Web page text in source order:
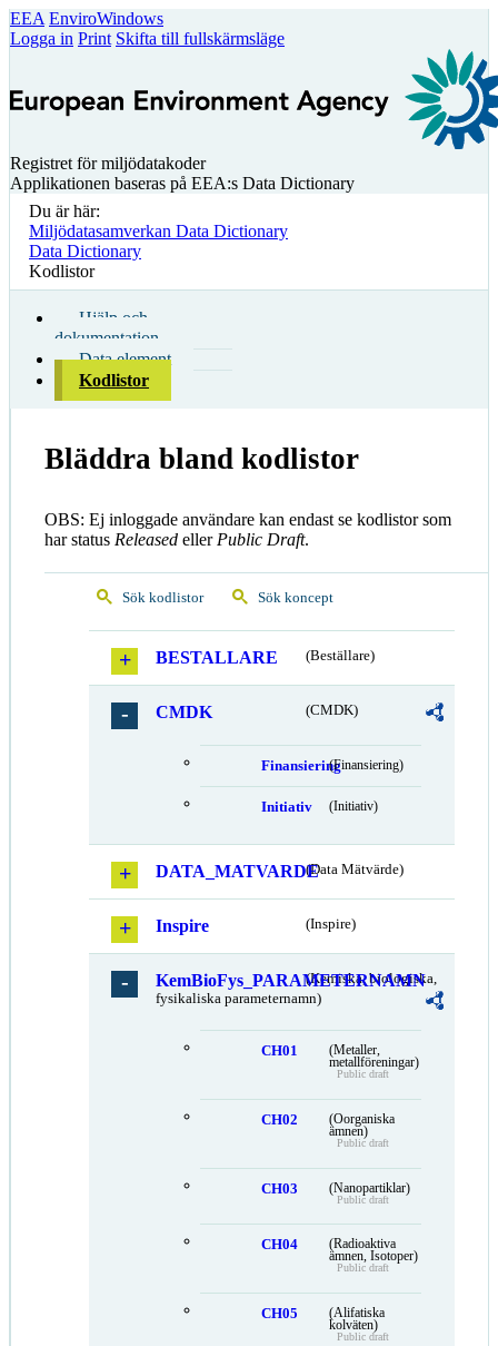
EEA EnviroWindows
Logga in Print Skifta till fullskärmsläge
Registret för miljödatakoder
Applikationen baseras på EEA:s Data Dictionary
Du är här:
Miljödatasamverkan Data Dictionary
Data Dictionary
Kodlistor
Hjälp och
dokumentation
Data element
Kodlistor
Bläddra bland kodlistor
OBS: Ej inloggade användare kan endast se kodlistor som
har status Released eller Public Draft.
Sök kodlistor Sök koncept
BESTALLARE (Beställare)
CMDK (CMDK)
Finansiering(Finansiering)
Initiativ (Initiativ)
DATA_MATVARDE(Data Mätvärde)
Inspire (Inspire)
KemBioFys_PARAMETERNAMN
(Kemiska, biologiska,
fysikaliska parameternamn)
CH01
(Metaller,
metallföreningar)
Public draft
CH02
(Oorganiska
ämnen)
Public draft
CH03 (Nanopartiklar)
Public draft
CH04
(Radioaktiva
ämnen, Isotoper)
Public draft
CH05
(Alifatiska
kolväten)
Public draft